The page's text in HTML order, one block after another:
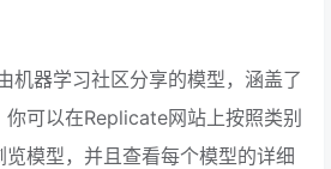
机器学习社区分享的模型，涵盖了
可以在Replicate网站上按照类别
模型，并且查看每个模型的详细